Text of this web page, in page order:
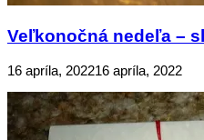
Veľkonočná nedeľa –
16 apríla, 202216 apríla, 2022